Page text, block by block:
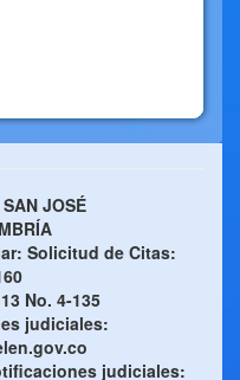
JOSÉ
Solicitud de Citas:
No. 4-135
judiciales:
judiciales: